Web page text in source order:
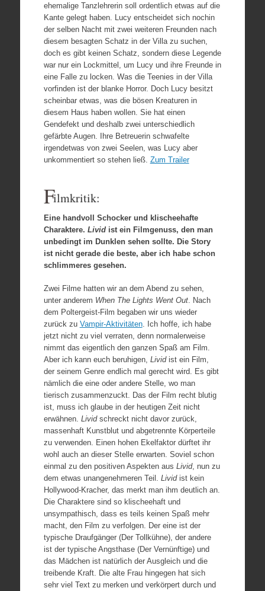
ehemalige Tanzlehrerin soll ordentlich etwas auf die
Kante gelegt haben. Lucy entscheidet sich nochin
der selben Nacht mit zwei weiteren Freunden nach
diesem besagten Schatz in der Villa zu suchen,
doch es gibt keinen Schatz, sondern diese Legende
war nur ein Lockmittel, um Lucy und ihre Freunde in
eine Falle zu locken. Was die Teenies in der Villa
vorfinden ist der blanke Horror. Doch Lucy besitzt
scheinbar etwas, was die bösen Kreaturen in
diesem Haus haben wollen. Sie hat einen
Gendefekt und deshalb zwei unterschiedlich
gefärbte Augen. Ihre Betreuerin schwafelte
irgendetwas von zwei Seelen, was Lucy aber
unkommentiert so stehen ließ. Zum Trailer
Filmkritik:
Eine handvoll Schocker und klischeehafte
Charaktere. Lividist ein Filmgenuss, den man
unbedingt im Dunklen sehen sollte. Die Story
ist nicht gerade die beste, aber ich habe schon
schlimmeres gesehen.
Zwei Filme hatten wir an dem Abend zu sehen,
unter anderem When The Lights Went Out. Nach
dem Poltergeist-Film begaben wir uns wieder
zurück zu Vampir-Aktivitäten. Ich hoffe, ich habe
jetzt nicht zu viel verraten, denn normalerweise
nimmt das eigentlich den ganzen Spaß am Film.
Aber ich kann euch beruhigen, Lividist ein Film,
der seinem Genre endlich mal gerecht wird. Es gibt
nämlich die eine oder andere Stelle, wo man
tierisch zusammenzuckt. Das der Film recht blutig
ist, muss ich glaube in der heutigen Zeit nicht
erwähnen. Lividschreckt nicht davor zurück,
massenhaft Kunstblut und abgetrennte Körperteile
zu verwenden. Einen hohen Ekelfaktor dürftet ihr
wohl auch an dieser Stelle erwarten. Soviel schon
einmal zu den positiven Aspekten aus Livid, nun zu
dem etwas unangenehmeren Teil. Lividist kein
Hollywood-Kracher, das merkt man ihm deutlich an.
Die Charaktere sind so klischeehaft und
unsympathisch, dass es teils keinen Spaß mehr
macht, den Film zu verfolgen. Der eine ist der
typische Draufgänger (Der Tollkühne), der andere
ist der typische Angsthase (Der Vernünftige) und
das Mädchen ist natürlich der Ausgleich und die
treibende Kraft. Die alte Frau hingegen hat sich
sehr viel Text zu merken und verkörpert durch und